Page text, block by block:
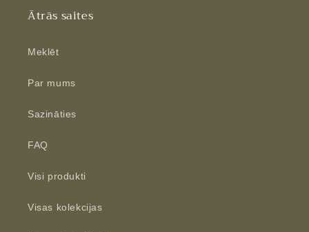
Ātrās saites
Meklēt
Par mums
Sazināties
FAQ
Visi produkti
Visas kolekcijas